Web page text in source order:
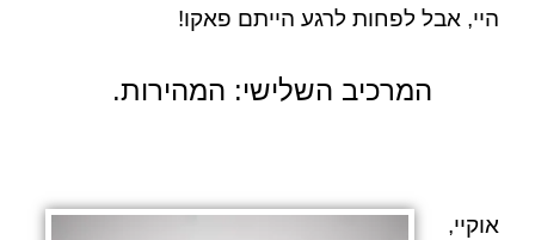
היי, אבל לפחות לרגע הייתם פאקו!
המרכיב השלישי: המהירות.
אוקיי,